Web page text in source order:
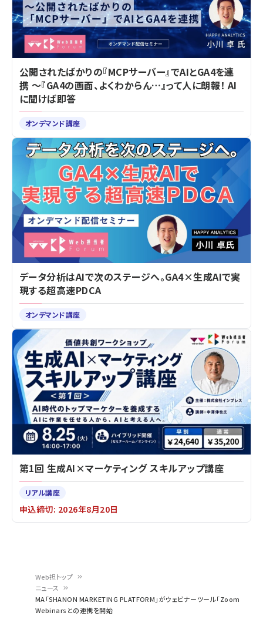
Web担トップ
ニュース
MA「SHANON MARKETING PLATFORM」がウェビナーツール「Zoom
Webinarsとの連携を開始
公開されたばかりの『MCPサーバー』でAIとGA4を連
携 ～『GA4の画面、よくわからん…』って人に朗報！ AI
に聞けば即答
オンデマンド講座
データ分析はAIで次のステージへ。GA4×生成AIで実
現する超高速PDCA
オンデマンド講座
第1回 生成AI×マーケティング スキルアップ講座
リアル講座
申込締切: 2026年8月20日